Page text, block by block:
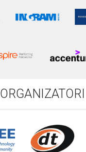
ORGANIZATORI